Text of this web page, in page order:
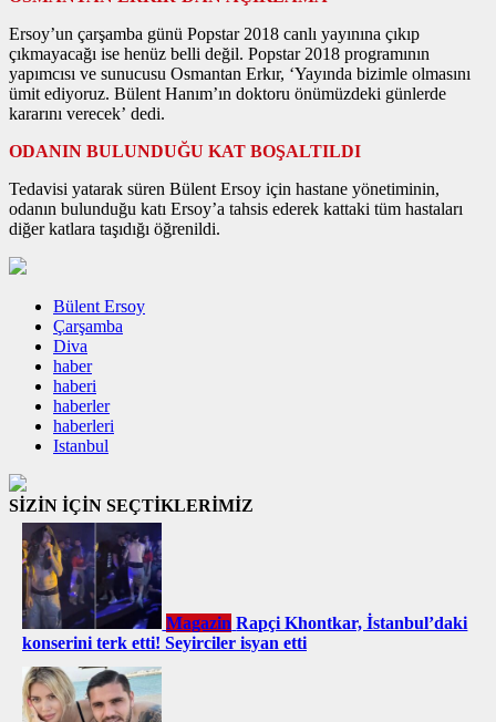
Ersoy’un çarşamba günü Popstar 2018 canlı yayınına çıkıp
çıkmayacağı ise henüz belli değil. Popstar 2018 programının
yapımcısı ve sunucusu Osmantan Erkır, ‘Yayında bizimle olmasını
ümit ediyoruz. Bülent Hanım’ın doktoru önümüzdeki günlerde
kararını verecek’ dedi.
ODANIN BULUNDUĞU KAT BOŞALTILDI
Tedavisi yatarak süren Bülent Ersoy için hastane yönetiminin,
odanın bulunduğu katı Ersoy’a tahsis ederek kattaki tüm hastaları
diğer katlara taşıdığı öğrenildi.
Bülent Ersoy
Çarşamba
Diva
haber
haberi
haberler
haberleri
Istanbul
SİZİN İÇİN SEÇTİKLERİMİZ
Magazin Rapçi Khontkar, İstanbul’daki
konserini terk etti! Seyirciler isyan etti